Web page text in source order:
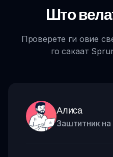
Што
Проверете ги овие
го сакаат
Алиса
Заштитник на